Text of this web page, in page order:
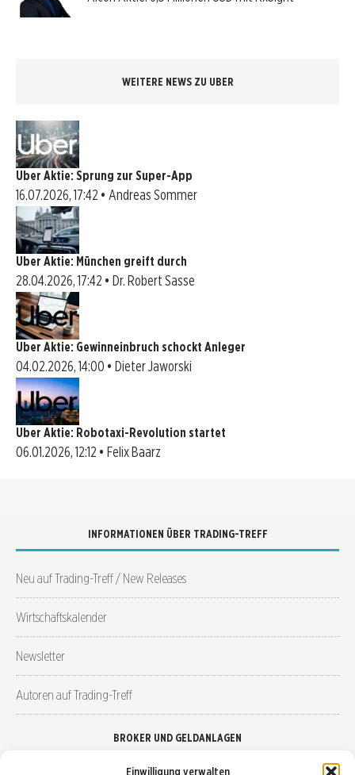
Einwilligung verwalten
WEITERE NEWS ZU UBER
Uber Aktie: Sprung zur Super-App
16.07.2026, 17:42 • Andreas Sommer
Uber Aktie: München greift durch
28.04.2026, 17:42 • Dr. Robert Sasse
Uber Aktie: Gewinneinbruch schockt Anleger
04.02.2026, 14:00 • Dieter Jaworski
Uber Aktie: Robotaxi-Revolution startet
06.01.2026, 12:12 • Felix Baarz
INFORMATIONEN ÜBER TRADING-TREFF
Neu auf Trading-Treff / New Releases
Wirtschaftskalender
Newsletter
Autoren auf Trading-Treff
BROKER UND GELDANLAGEN